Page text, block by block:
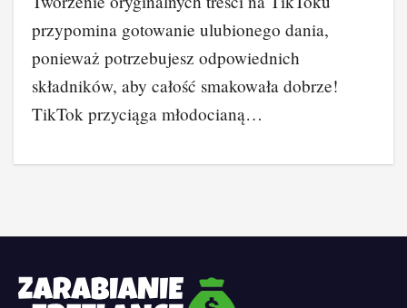
przypomina gotowanie ulubionego dania,
ponieważ potrzebujesz odpowiednich
składników, aby całość smakowała dobrze!
TikTok przyciąga młodocianą…